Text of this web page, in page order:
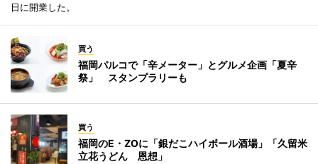
日に開業した。
買う
福岡パルコで「辛メーター」とグルメ企画「夏辛
祭」 スタンプラリーも
買う
福岡のE・ZOに「銀だこハイボール酒場」「久留米
立花うどん 恩想」